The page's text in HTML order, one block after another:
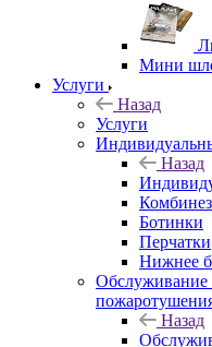
Мини
Услуги
Назад
Услуги
Назад
Ботинки
Перчатки
Нижнее
Обслуживание
Назад